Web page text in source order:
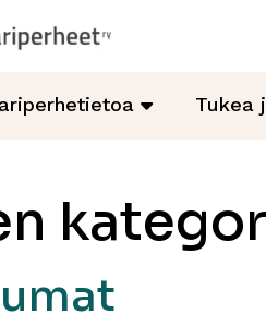
Tukea